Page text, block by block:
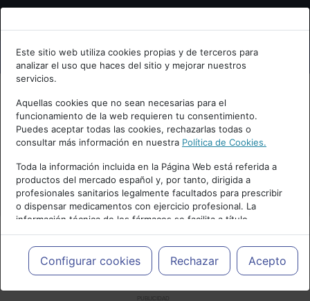
Bienvenid@ a psiquiatria.com
Escribe tu Email
Accede o regístrate con tu email.
Cancelar
Este sitio web utiliza cookies propias y de terceros para
analizar el uso que haces del sitio y mejorar nuestros
servicios.
Aquellas cookies que no sean necesarias para el
funcionamiento de la web requieren tu consentimiento.
Puedes aceptar todas las cookies, rechazarlas todas o
consultar más información en nuestra Política de Cookies.
Toda la información incluida en la Página Web está referida a
productos del mercado español y, por tanto, dirigida a
profesionales sanitarios legalmente facultados para prescribir
o dispensar medicamentos con ejercicio profesional. La
información técnica de los fármacos se facilita a título
meramente informativo, siendo responsabilidad de los
profesionales facultados prescribir medicamentos y decidir, en
cada caso concreto, el tratamiento más adecuado a las
necesidades del paciente.
Configurar cookies Rechazar Acepto